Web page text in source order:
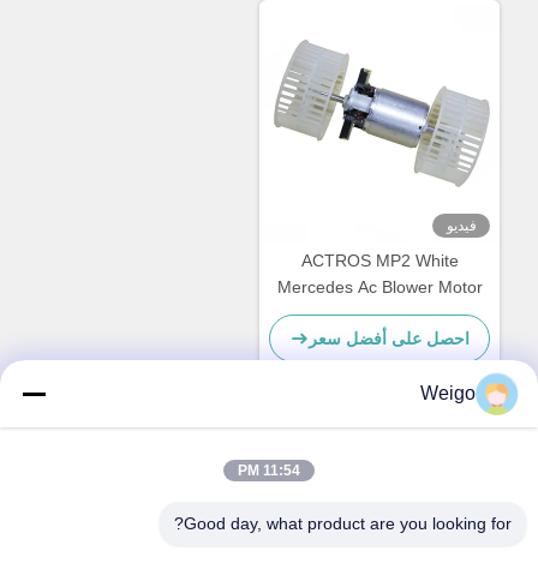
فيديو
ACTROS MP2 White
Mercedes Ac Blower Motor
2002 OEM 0028308408
0130063602
8EW351024481
احصل على أفضل سعر
عنوان
Weigo
11:54 PM
Good day, what product are you looking for?